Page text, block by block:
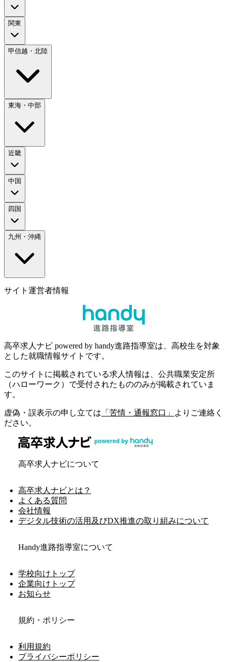
関東
甲信越・北陸
東海・中部
近畿
中国
四国
九州・沖縄
サイト運営者情報
高卒求人ナビ powered by handy進路指導室は、高校生を対象
とした就職情報サイトです。
このサイトに掲載されている求人情報は、公共職業安定所
（ハローワーク）で受付されたもののみが掲載されていま
す。
虚偽・誤表示の申し立ては 「苦情・通報窓口」
よりご連絡く
ださい。
高卒求人ナビについて
高卒求人ナビとは？
よくある質問
会社情報
デジタル技術の活用及びDX推進の取り組みについて
Handy進路指導室について
学校向けトップ
企業向けトップ
お知らせ
規約・ポリシー
利用規約
プライバシーポリシー